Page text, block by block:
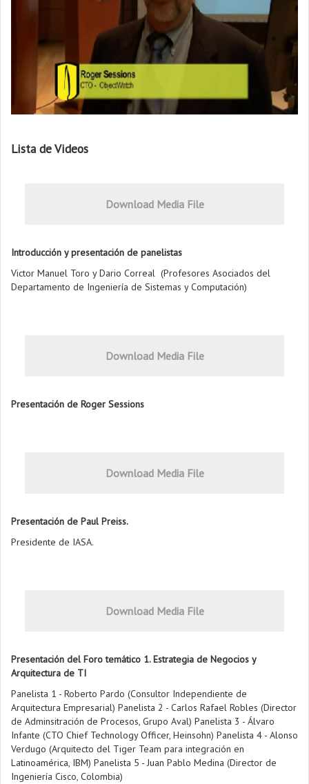
Lista de Videos
Download Media File
Introducción y presentación de panelistas
Victor Manuel Toro y Dario Correal (Profesores Asociados del
Departamento de Ingeniería de Sistemas y Computación)
Download Media File
Presentación de Roger Sessions
Download Media File
Presentación de Paul Preiss.
Presidente de IASA.
Download Media File
Presentación del Foro temático 1. Estrategia de Negocios y
Arquitectura de TI
Panelista 1 - Roberto Pardo (Consultor Independiente de
Arquitectura Empresarial) Panelista 2 - Carlos Rafael Robles (Director
de Adminsitración de Procesos, Grupo Aval) Panelista 3 - Álvaro
Infante (CTO Chief Technology Officer, Heinsohn) Panelista 4 - Alonso
Verdugo (Arquitecto del Tiger Team para integración en
Latinoamérica, IBM) Panelista 5 - Juan Pablo Medina (Director de
Ingeniería Cisco, Colombia)